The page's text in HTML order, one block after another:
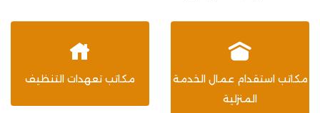
مكاتب استقدام عمال الخدمة
المنزلية
مكاتب تعهدات التنظيف